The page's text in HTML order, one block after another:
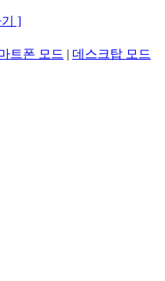
]
트폰 모드 | 데스크탑 모드